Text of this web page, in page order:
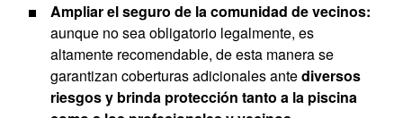
Ampliar el seguro de la comunidad de vecinos:
aunque no sea obligatorio legalmente, es
altamente recomendable, de esta manera se
garantizan coberturas adicionales antediversos
riesgos y brinda protección tanto a la piscina